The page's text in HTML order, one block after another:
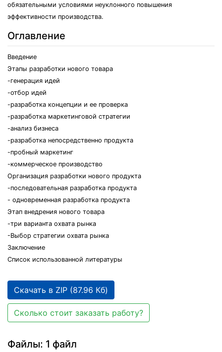
обязательными условиями неуклонного повышения
эффективности производства.
Оглавление
Введение
Этапы разработки нового товара
-генерация идей
-отбор идей
-разработка концепции и ее проверка
-разработка маркетинговой стратегии
-анализ бизнеса
-разработка непосредственно продукта
-пробный маркетинг
-коммерческое производство
Организация разработки нового продукта
-последовательная разработка продукта
- одновременная разработка продукта
Этап внедрения нового товара
-три варианта охвата рынка
-Выбор стратегии охвата рынка
Заключение
Список использованной литературы
Скачать в ZIP (87.96 Кб)
Сколько стоит заказать работу?
Файлы: 1 файл